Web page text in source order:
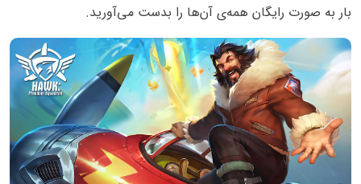
بار به صورت رایگان همه‌ی آن‌ها را بدست می‌آورید.